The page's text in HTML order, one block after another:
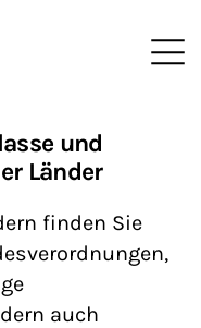
und
Länder
finden Sie
auch